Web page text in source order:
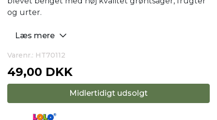
og urter.
Læs mere
Varenr.: HT70112
49,00 DKK
Midlertidigt udsolgt